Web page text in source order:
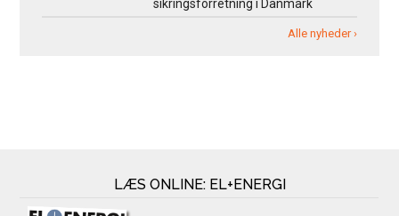
sikringsforretning i Danmark
Alle nyheder ›
LÆS ONLINE: EL+ENERGI